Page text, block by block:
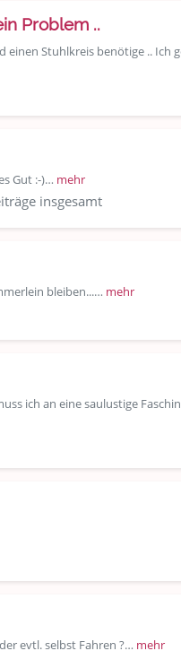
Problem ..
Stuhlkreis benötige .. Ich
Gut :-)… mehr
insgesamt
bleiben...… mehr
ich an eine saulustige
evtl. selbst Fahren ?… mehr